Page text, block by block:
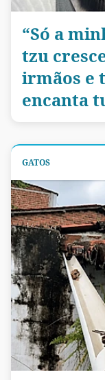
“Só a
tzu
irmãos e
encanta
GATOS